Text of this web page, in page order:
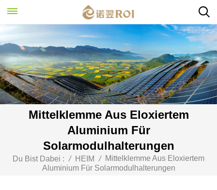
Mittelklemme Aus Eloxiertem
Aluminium Für
Solarmodulhalterungen
Du Bist Dabei : / HEIM /
Mittelklemme Aus Eloxiertem
Aluminium Für Solarmodulhalterungen